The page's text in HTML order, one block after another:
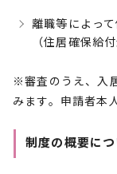
離職等によっ
（住居確保給
※審査のうえ、入
みます。申請者本
制度の概要に